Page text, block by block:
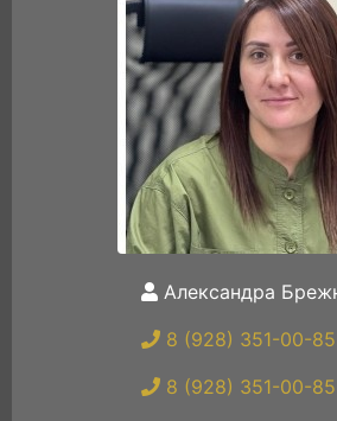
Александра
8 (928) 351-00-85
8 (928) 351-00-85